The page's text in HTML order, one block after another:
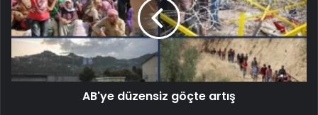
AB'ye düzensiz göçte artış